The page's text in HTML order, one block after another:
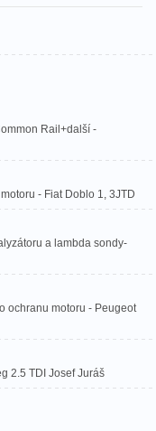
Rail+další -
- Fiat Doblo 1, 3JTD
a lambda sondy-
ochranu motoru - Peugeot
2.5 TDI Josef Juráš